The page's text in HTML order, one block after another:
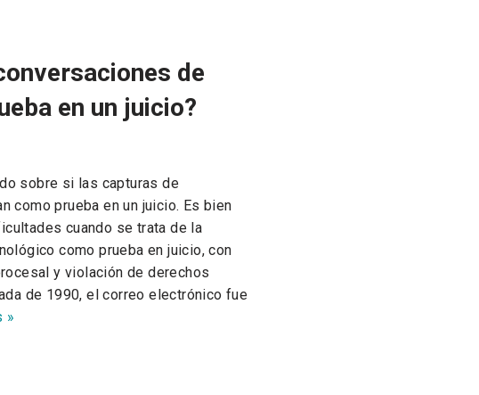
de
en un juicio?
sobre si las capturas de
como prueba en un juicio. Es bien
cuando se trata de la
como prueba en juicio, con
y violación de derechos
de 1990, el correo electrónico fue
»